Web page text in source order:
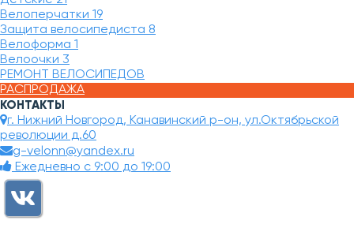
Велоперчатки 19
Защита велосипедиста 8
Велоформа 1
Велоочки 3
РЕМОНТ ВЕЛОСИПЕДОВ
РАСПРОДАЖА
КОНТАКТЫ
г. Нижний Новгород, Канавинский р-он, ул.Октябрьской
революции д.60
g-velonn@yandex.ru
Ежедневно с 9:00 до 19:00